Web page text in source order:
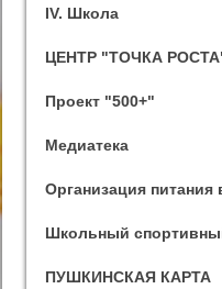
IV. Школа
ЦЕНТР "ТОЧКА
Проект "500+"
Медиатека
Организация питания
Школьный
ПУШКИНСКАЯ КАРТА